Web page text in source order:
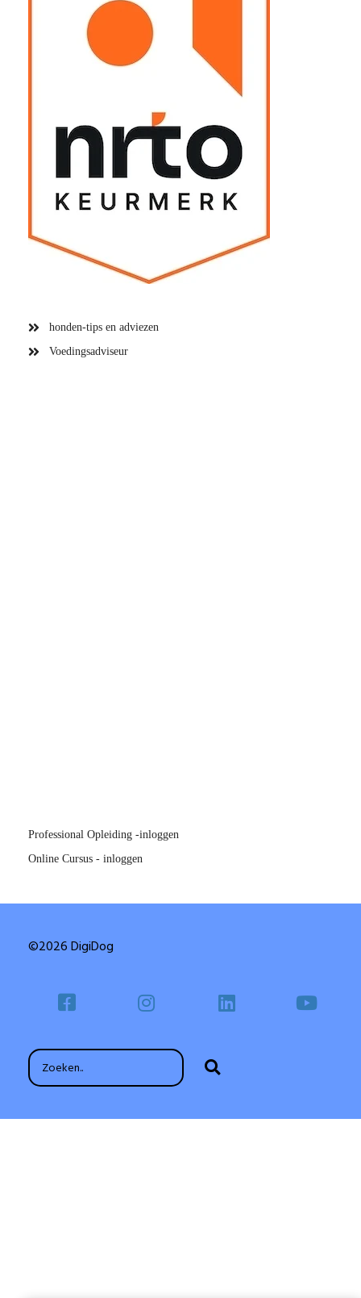
honden-tips en adviezen
Voedingsadviseur
Professional Opleiding -inloggen
Online Cursus - inloggen
©2026 DigiDog